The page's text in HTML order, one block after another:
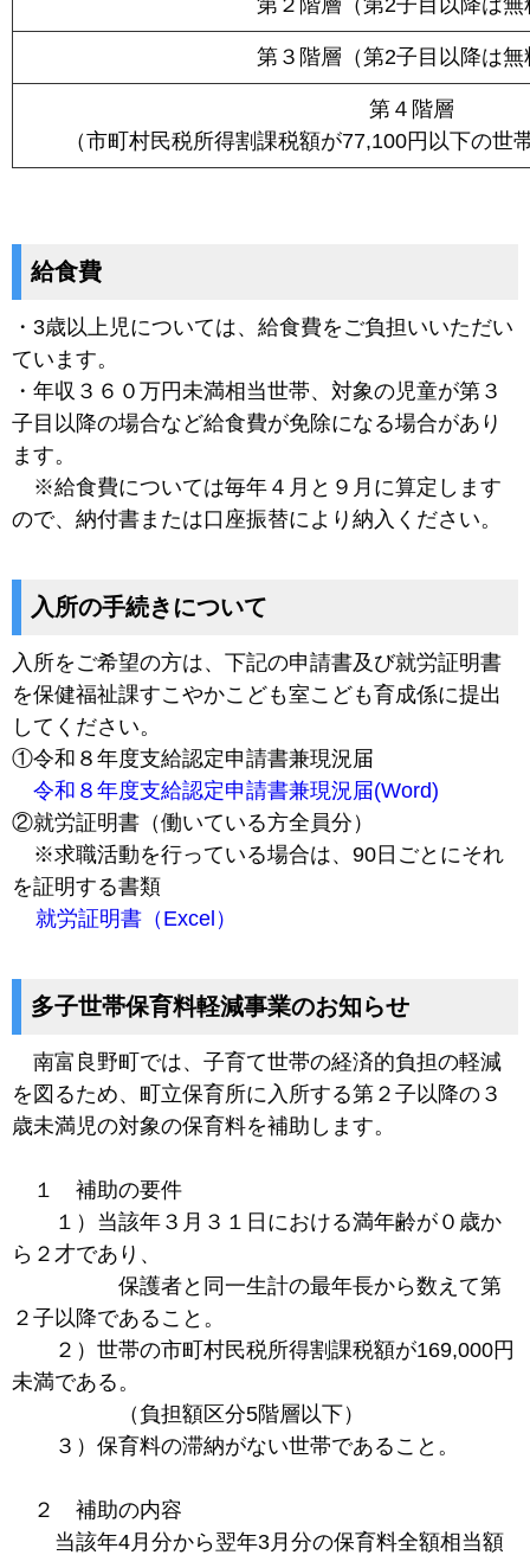
第２階層（第2子目以降は無
第３階層（第2子目以降は無
第４階層
（市町村民税所得割課税額が77,100円以下の世
給食費
・3歳以上児については、給食費をご負担いいただい
ています。
・年収３６０万円未満相当世帯、対象の児童が第３
子目以降の場合など給食費が免除になる場合があり
ます。
※給食費については毎年４月と９月に算定します
ので、納付書または口座振替により納入ください。
入所の手続きについて
入所をご希望の方は、下記の申請書及び就労証明書
を保健福祉課すこやかこども室こども育成係に提出
してください。
①令和８年度支給認定申請書兼現況届
令和８年度支給認定申請書兼現況届(Word)
②就労証明書（働いている方全員分）
※求職活動を行っている場合は、90日ごとにそれ
を証明する書類
就労証明書（Excel）
多子世帯保育料軽減事業のお知らせ
南富良野町では、子育て世帯の経済的負担の軽減
を図るため、町立保育所に入所する第２子以降の３
歳未満児の対象の保育料を補助します。
１ 補助の要件
１）当該年３月３１日における満年齢が０歳か
ら２才であり、
保護者と同一生計の最年長から数えて第
２子以降であること。
２）世帯の市町村民税所得割課税額が169,000円
未満である。
（負担額区分5階層以下）
３）保育料の滞納がない世帯であること。
２ 補助の内容
当該年4月分から翌年3月分の保育料全額相当額